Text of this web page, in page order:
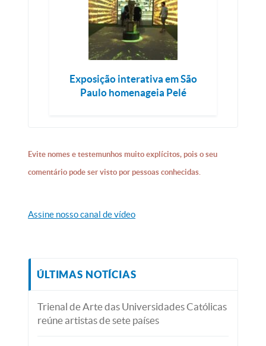
Exposição interativa em São
Paulo homenageia Pelé
Evite nomes e testemunhos muito explícitos, pois o seu
comentário pode ser visto por pessoas conhecidas.
Assine nosso canal de vídeo
ÚLTIMAS NOTÍCIAS
Trienal de Arte das Universidades Católicas
reúne artistas de sete países